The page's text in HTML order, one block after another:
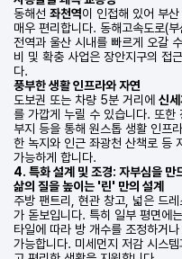
동해선 좌천역이 인접해 있어 부
매우 편리합니다. 동해고속도로(
전역과 울산 시내를 빠르게 오갈
비 및 확충 사업은 장안지구의 접
다.
풍부한 생활 인프라와 자연
도보권 또는 차량 5분 거리에 신
를 가깝게 누릴 수 있습니다. 또한
부지 등을 통해 원스톱 생활 인프
한 녹지와 인근 좌광천 산책로 등
가능하게 합니다.
4. 특화 설계 및 조경: 자부심을 만
삶의 질을 높이는 '린' 만의 설계
주방 팬트리, 현관 창고, 넓은 드
가 돋보입니다. 특히 일부 평면에
타일에 따라 방 개수를 조정하거
가능합니다. 미세먼지 저감 시스